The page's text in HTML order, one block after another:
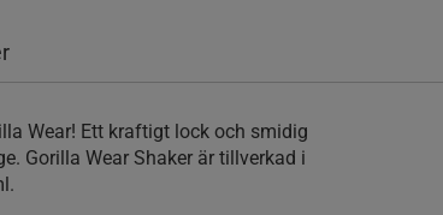
Wear! Ett kraftigt lock och smidig
Gorilla Wear Shaker är tillverkad i